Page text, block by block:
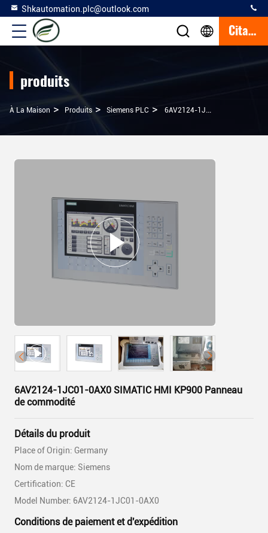
Shkautomation.plc@outlook.com
Citation
produits
À La Maison > Produits > Siemens PLC > 6AV2124-1JC01-0AX0 SIMATIC HMI KP900 Panneau De Commodité
6AV2124-1JC01-0AX0 SIMATIC HMI KP900 Panneau
de commodité
Détails du produit
Place of Origin: Germany
Nom de marque: Siemens
Certification: CE
Model Number: 6AV2124-1JC01-0AX0
Conditions de paiement et d'expédition